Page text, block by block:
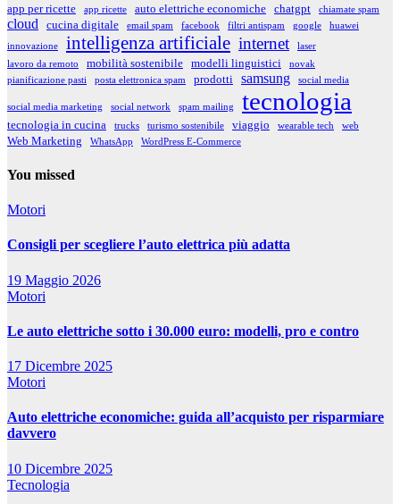
app per ricette app ricette auto elettriche economiche chatgpt chiamate spam
cloud cucina digitale email spam facebook filtri antispam google huawei
innovazione intelligenza artificiale internet
laser
lavoro da remoto
mobilità sostenibile modelli linguistici
novak
pianificazione pasti
posta elettronica spam prodotti samsung social media
social media marketing social network spam mailing tecnologia
tecnologia in cucina trucks turismo sostenibile viaggio wearable tech web
Web Marketing WhatsApp WordPress E-Commerce
You missed
Motori
Consigli per scegliere l’auto elettrica più adatta
19 Maggio 2026
Motori
Le auto elettriche sotto i 30.000 euro: modelli, pro e contro
17 Dicembre 2025
Motori
Auto elettriche economiche: guida all’acquisto per risparmiare
davvero
10 Dicembre 2025
Tecnologia